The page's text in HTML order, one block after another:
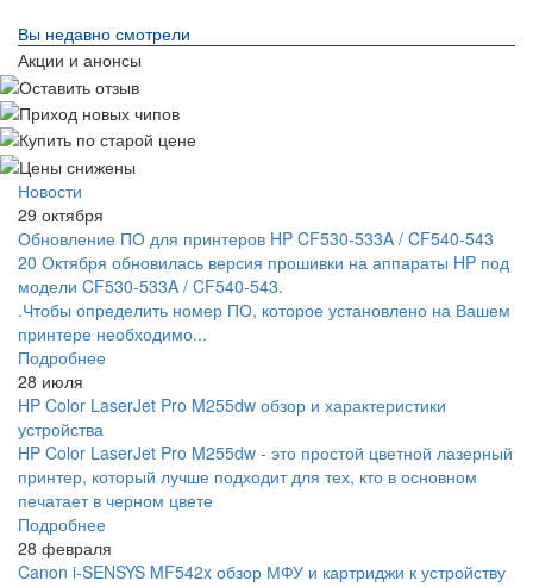
Вы недавно смотрели
Акции и анонсы
Новости
29 октября
Обновление ПО для принтеров HP CF530-533A / CF540-543
20 Октября обновилась версия прошивки на аппараты HP под
модели CF530-533A / CF540-543.
.Чтобы определить номер ПО, которое установлено на Вашем
принтере необходимо...
Подробнее
28 июля
HP Color LaserJet Pro M255dw обзор и характеристики
устройства
HP Color LaserJet Pro M255dw - это простой цветной лазерный
принтер, который лучше подходит для тех, кто в основном
печатает в черном цвете
Подробнее
28 февраля
Canon i-SENSYS MF542x обзор МФУ и картриджи к устройству